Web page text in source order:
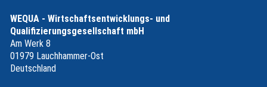
WEQUA - Wirtschaftsentwicklungs- und
Qualifizierungsgesellschaft mbH
Am Werk 8
01979 Lauchhammer-Ost
Deutschland